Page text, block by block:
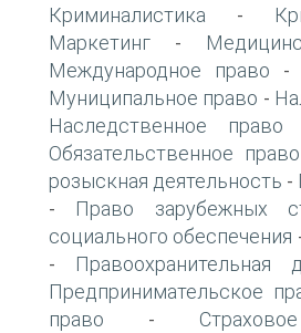
Криминалистика -
Маркетинг -
Международное право -
Муниципальное право -
Наследственное право
Обязательственное право
розыскная деятельность -
- Право зарубежных
социального обеспечения
- Правоохранительная
Предпринимательское
право -